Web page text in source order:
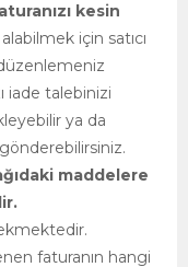
kesin
için satıcı
iade talebinizi
ya da
maddelere
faturanın hangi